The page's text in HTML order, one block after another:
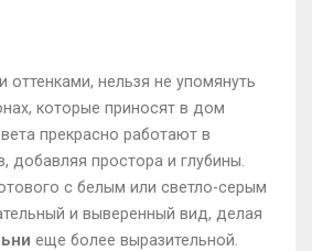
оттенками, нельзя не упомянуть
которые приносят в дом
прекрасно работают в
добавляя простора и глубины.
с белым или светло-серым
и выверенный вид, делая
еще более выразительной.